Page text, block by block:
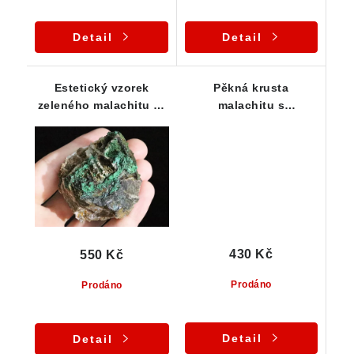
Detail Detail
Estetický vzorek
zeleného malachitu ze
Svratkou
Prodáno
550 Kč
Detail
Pěkná krusta
malachitu s
Prodáno
430 Kč
Detail